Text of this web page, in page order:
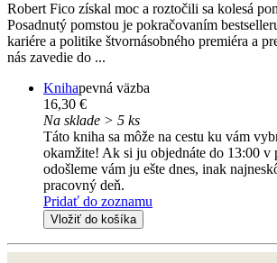
Robert Fico získal moc a roztočili sa kolesá
Posadnutý pomstou je pokračovaním
kariére a politike štvornásobného premiéra a
nás zavedie do ...
Knihapevná väzba
16,30 €
Na sklade > 5 ks
Táto kniha sa môže na cestu ku vám
okamžite! Ak si ju objednáte do 13:00 v
odošleme vám ju ešte dnes, inak
pracovný deň.
Pridať do zoznamu
Vložiť do košíka